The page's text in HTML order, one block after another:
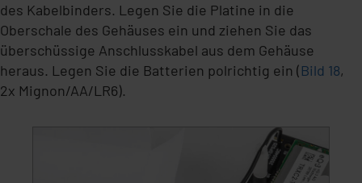
des Kabelbinders. Legen Sie die Platine in die
Oberschale des Gehäuses ein und ziehen Sie das
überschüssige Anschlusskabel aus dem Gehäuse
heraus. Legen Sie die Batterien polrichtig ein (Bild 18,
2x Mignon/AA/LR6).